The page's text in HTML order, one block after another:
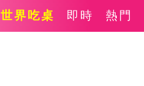
界吃桌 即時 熱門